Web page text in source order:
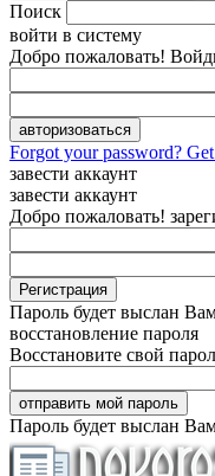
Поиск
войти в систему
Добро пожаловать!
Forgot your password?
завести аккаунт
завести аккаунт
Добро пожаловать!
Пароль будет выслан
восстановление пароля
Восстановите свой
Пароль будет выслан